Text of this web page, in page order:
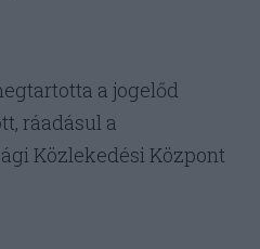
a jogelőd
ráadásul a
Közlekedési Központ